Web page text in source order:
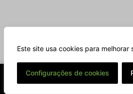
Este site usa cookies para melhorar
Configurações de cookies